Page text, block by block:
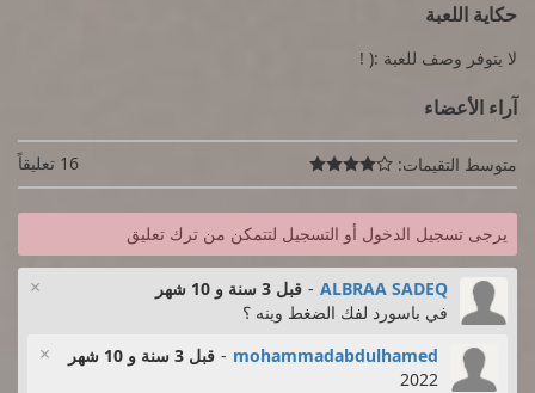
حكاية اللعبة
لا يتوفر وصف للعبة :( !
آراء الأعضاء
متوسط التقيمات:  16 تعليقاً
يرجى تسجيل الدخول أو التسجيل لتتمكن من ترك تعليق
× ALBRAA SADEQ
- قبل 3 سنة و 10 شهر
في باسورد لفك الضغط وينه ؟
× mohammadabdulhamed
- قبل 3 سنة و 10 شهر
2022